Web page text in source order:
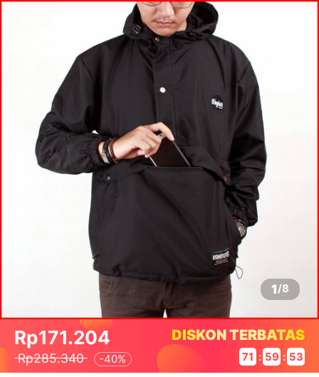
1/8
Rp171.204
Rp285.340 -40%
DISKON TERBATAS
71 : 59 : 52